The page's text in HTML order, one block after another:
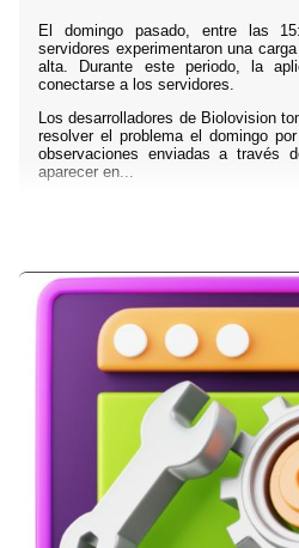
El domingo pasado, entre las
servidores experimentaron una
alta. Durante este periodo, la
conectarse a los servidores.
Los desarrolladores de Biolovision
resolver el problema el domingo
observaciones enviadas a través
aparecer en...